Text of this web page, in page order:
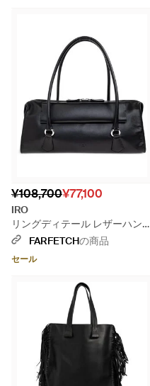
¥108,700¥77,100
IRO
リングディテール レザーハンド
バッグ - ブラック
FARFETCHの商品
セール